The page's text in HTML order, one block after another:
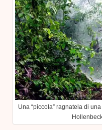
Una “piccola” ragnatela di